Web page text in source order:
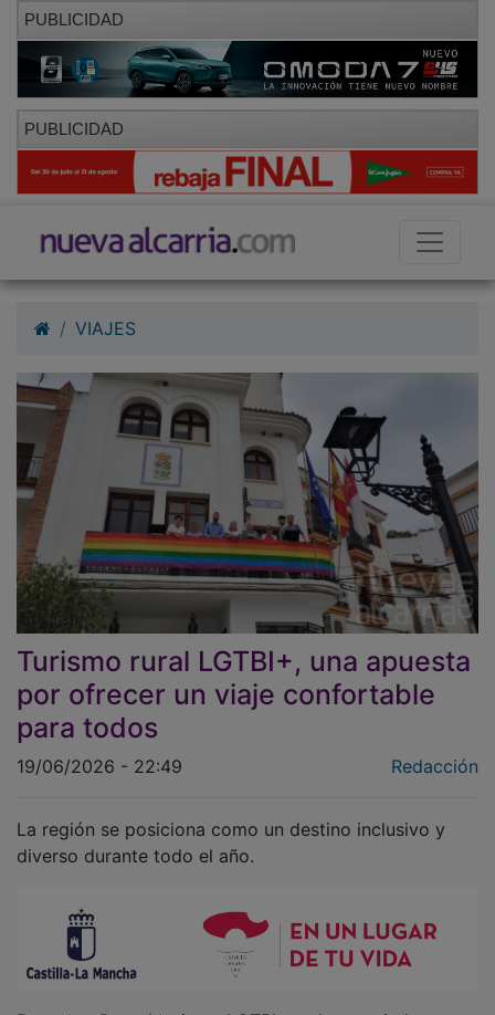
PUBLICIDAD
PUBLICIDAD
Turismo rural LGTBI+, una apuesta
por ofrecer un viaje confortable
para todos
19/06/2026 - 22:49
diverso durante todo el año.